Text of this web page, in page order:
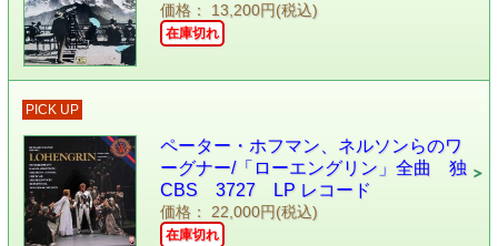
価格： 13,200円(税込)
在庫切れ
PICK UP
ペーター・ホフマン、ネルソンらのワ
ーグナー/「ローエングリン」全曲 独
CBS 3727 LP レコード
価格： 22,000円(税込)
在庫切れ